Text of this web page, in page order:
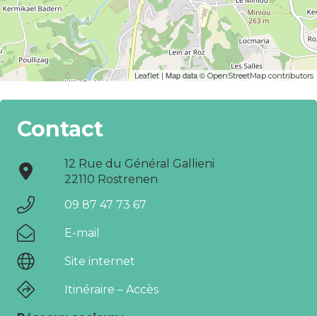
Leaflet | Map data © OpenStreetMap contributors
Contact
12 Rue du Général Gallieni
22110 Rostrenen
09 87 47 73 67
E-mail
Site internet
Itinéraire – Accès